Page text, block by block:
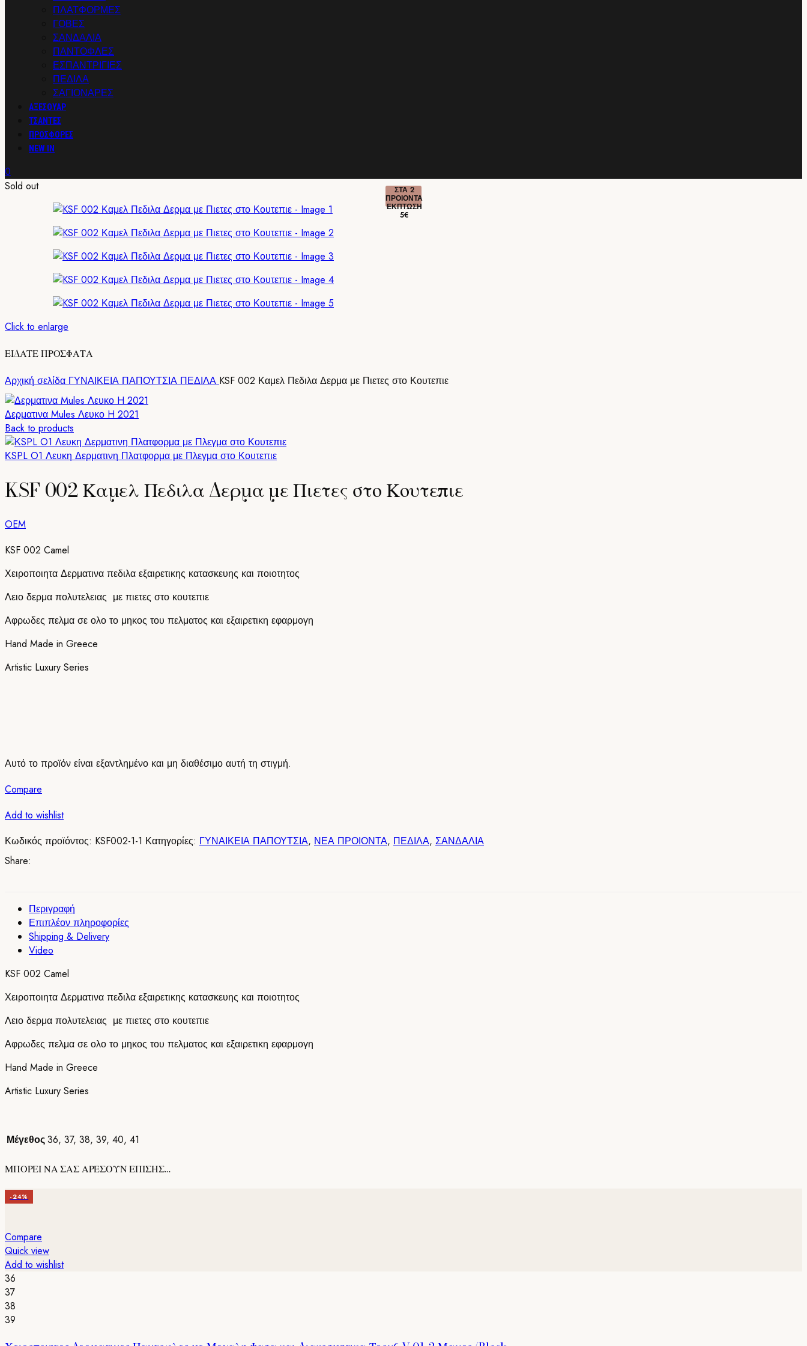
ΠΛΑΤΦΟΡΜΕΣ
ΓΟΒΕΣ
ΣΑΝΔΑΛΙΑ
ΠΑΝΤΟΦΛΕΣ
ΕΣΠΑΝΤΡΙΓΙΕΣ
ΠΕΔΙΛΑ
ΣΑΓΙΟΝΑΡΕΣ
ΑΞΕΣΟΥΑΡ
ΤΣΑΝΤΕΣ
ΠΡΟΣΦΟΡΕΣ
NEW IN
0
Sold out
ΣΤΑ 2
ΠΡΟΙΟΝΤΑ
ΕΚΠΤΩΣΗ
5€
Click to enlarge
ΕΙΔΑΤΕ ΠΡΟΣΦΑΤΑ
Αρχική σελίδα ΓΥΝΑΙΚΕΙΑ ΠΑΠΟΥΤΣΙΑ ΠΕΔΙΛΑ KSF 002 Καμελ Πεδιλα Δερμα με Πιετες στο Κουτεπιε
Δερματινα Mules Λευκο H 2021
Back to products
ΚSPL O1 Λευκη Δερματινη Πλατφορμα με Πλεγμα στο Κουτεπιε
KSF 002 Καμελ Πεδιλα Δερμα με Πιετες στο Κουτεπιε
OEM
KSF 002 Camel
Χειροποιητα Δερματινα πεδιλα εξαιρετικης κατασκευης και ποιοτητος
Λειο δερμα πολυτελειας με πιετες στο κουτεπιε
Αφρωδες πελμα σε ολο το μηκος του πελματος και εξαιρετικη εφαρμογη
Hand Made in Greece
Artistic Luxury Series
Αυτό το προϊόν είναι εξαντλημένο και μη διαθέσιμο αυτή τη στιγμή.
Compare
Add to wishlist
Κωδικός προϊόντος: KSF002-1-1 Κατηγορίες: ΓΥΝΑΙΚΕΙΑ ΠΑΠΟΥΤΣΙΑ, ΝΕΑ ΠΡΟΙΟΝΤΑ, ΠΕΔΙΛΑ, ΣΑΝΔΑΛΙΑ
Share:
Περιγραφή
Επιπλέον πληροφορίες
Shipping & Delivery
Video
KSF 002 Camel
Χειροποιητα Δερματινα πεδιλα εξαιρετικης κατασκευης και ποιοτητος
Λειο δερμα πολυτελειας με πιετες στο κουτεπιε
Αφρωδες πελμα σε ολο το μηκος του πελματος και εξαιρετικη εφαρμογη
Hand Made in Greece
Artistic Luxury Series
Μέγεθος36, 37, 38, 39, 40, 41
ΜΠΟΡΕΙ ΝΑ ΣΑΣ ΑΡΕΣΟΥΝ ΕΠΙΣΗΣ…
-24%
Compare
Quick view
Add to wishlist
36
37
38
39